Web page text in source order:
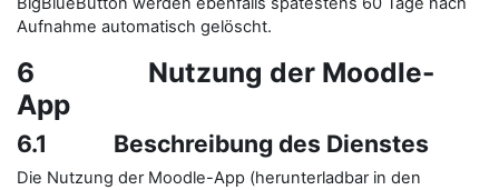
Aufnahme automatisch gelöscht.
6 Nutzung der Moodle-
App
6.1 Beschreibung des Dienstes
Die Nutzung der Moodle-App (herunterladbar in den